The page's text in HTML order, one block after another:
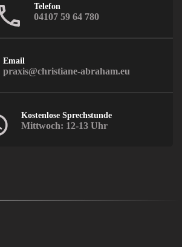
Telefon
04107 59 64 780
Email
praxis@christiane-abraham.eu
Kostenlose Sprechstunde
Mittwoch: 12-13 Uhr